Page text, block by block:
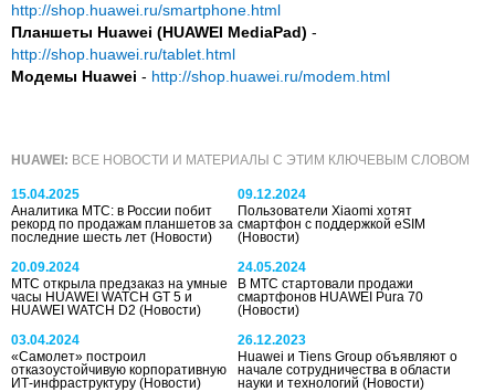
http://shop.huawei.ru/smartphone.html
Планшеты Huawei (HUAWEI MediaPad) -
http://shop.huawei.ru/tablet.html
Модемы Huawei - http://shop.huawei.ru/modem.html
HUAWEI: ВСЕ НОВОСТИ И МАТЕРИАЛЫ С ЭТИМ КЛЮЧЕВЫМ СЛОВОМ
15.04.2025
Аналитика МТС: в России побит
рекорд по продажам планшетов за
последние шесть лет (Новости)
09.12.2024
Пользователи Xiaomi хотят
смартфон с поддержкой eSIM
(Новости)
20.09.2024
МТС открыла предзаказ на умные
часы HUAWEI WATCH GT 5 и
HUAWEI WATCH D2 (Новости)
24.05.2024
В МТС стартовали продажи
смартфонов HUAWEI Pura 70
(Новости)
03.04.2024
«Самолет» построил
отказоустойчивую корпоративную
ИТ-инфраструктуру (Новости)
26.12.2023
Huawei и Tiens Group объявляют о
начале сотрудничества в области
науки и технологий(Новости)